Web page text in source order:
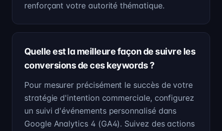
renforçant votre autorité thématique.
Quelle est la meilleure façon de suivre les
conversions de ces keywords ?
Pour mesurer précisément le succès de votre
stratégie d'intention commerciale, configurez
un suivi d'événements personnalisé dans
Google Analytics 4 (GA4). Suivez des actions